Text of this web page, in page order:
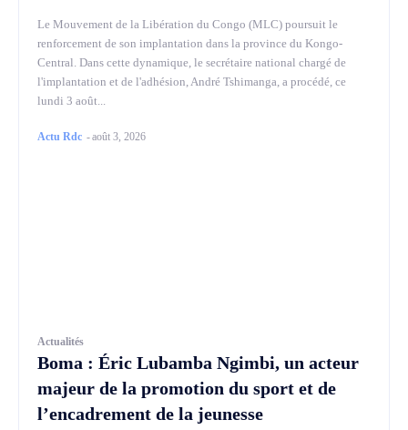
Le Mouvement de la Libération du Congo (MLC) poursuit le
renforcement de son implantation dans la province du Kongo-
Central. Dans cette dynamique, le secrétaire national chargé de
l'implantation et de l'adhésion, André Tshimanga, a procédé, ce
lundi 3 août...
Actu Rdc -août 3, 2026
Actualités
Boma : Éric Lubamba Ngimbi, un acteur
majeur de la promotion du sport et de
l’encadrement de la jeunesse